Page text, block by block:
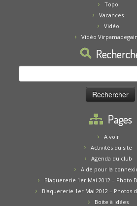
Topo
Vacances
Vidéo
Vidéo
Rechercher :
Pages
A voir
Activités du site
Agenda du club
Aide pour la
Blaquererie 1er Mai 2012 – Photo
Blaquererie 1er Mai 2012 – Photos
Boite à idées